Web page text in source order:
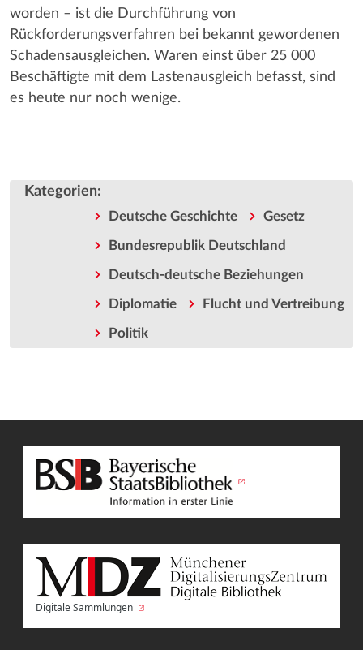
worden – ist die Durchführung von
Rückforderungsverfahren bei bekannt gewordenen
Schadensausgleichen. Waren einst über 25 000
Beschäftigte mit dem Lastenausgleich befasst, sind
es heute nur noch wenige.
Kategorien:
Deutsche Geschichte Gesetz
Bundesrepublik Deutschland
Deutsch-deutsche Beziehungen
Diplomatie Flucht und Vertreibung
Politik
Digitale Sammlungen